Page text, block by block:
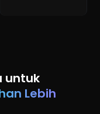
untuk
Lebih